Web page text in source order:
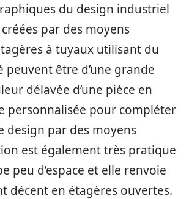
du design industriel
par des moyens
à tuyaux utilisant du
peuvent être d’une grande
délavée d’une pièce en
personnalisée pour compléter
design par des moyens
est également très pratique
peu d’espace et elle renvoie
décent en étagères ouvertes.